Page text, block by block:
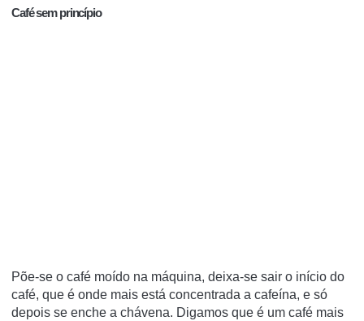
Café sem princípio
Põe-se o café moído na máquina, deixa-se sair o início do
café, que é onde mais está concentrada a cafeína, e só
depois se enche a chávena. Digamos que é um café mais